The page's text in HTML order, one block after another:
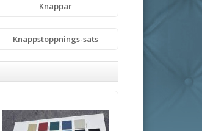
Knappar
Knappstoppnings-sats